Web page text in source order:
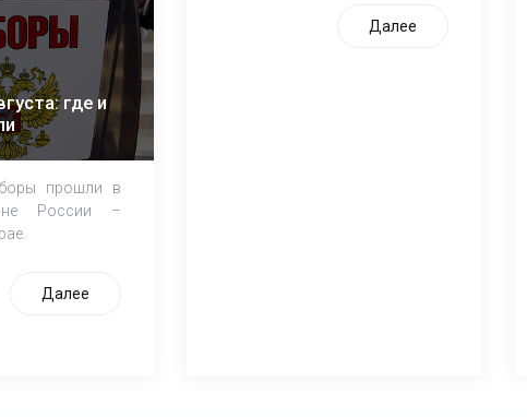
где и
прошли в
России –
Далее
Далее